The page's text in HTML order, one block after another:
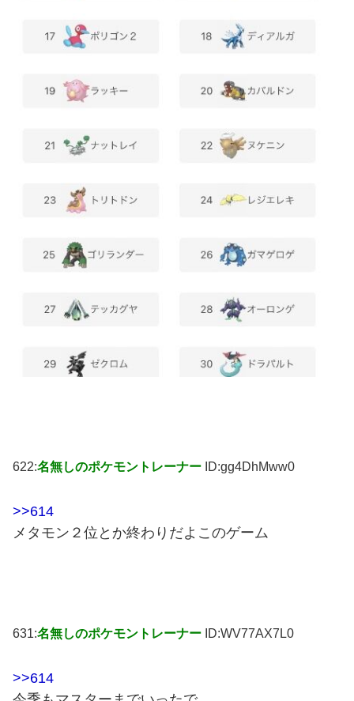
622:名無しのポケモントレーナー ID:gg4DhMww0
>>614
メタモン２位とか終わりだよこのゲーム
631:名無しのポケモントレーナー ID:WV77AX7L0
>>614